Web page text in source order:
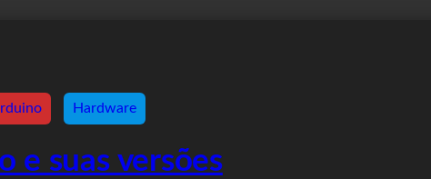
Hardware
e suas versões